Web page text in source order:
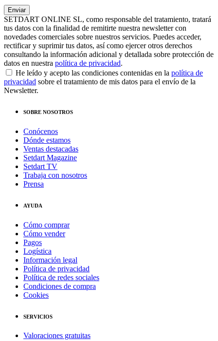
SETDART ONLINE SL, como responsable del tratamiento, tratará
tus datos con la finalidad de remitirte nuestra newsletter con
novedades comerciales sobre nuestros servicios. Puedes acceder,
rectificar y suprimir tus datos, así como ejercer otros derechos
consultando la información adicional y detallada sobre protección de
datos en nuestra política de privacidad.
He leído y acepto las condiciones contenidas en la política de
privacidad sobre el tratamiento de mis datos para el envío de la
Newsletter.
SOBRE NOSOTROS
Conócenos
Dónde estamos
Ventas destacadas
Setdart Magazine
Setdart TV
Trabaja con nosotros
Prensa
AYUDA
Cómo comprar
Cómo vender
Pagos
Logística
Información legal
Política de privacidad
Política de redes sociales
Condiciones de compra
Cookies
SERVICIOS
Valoraciones gratuitas